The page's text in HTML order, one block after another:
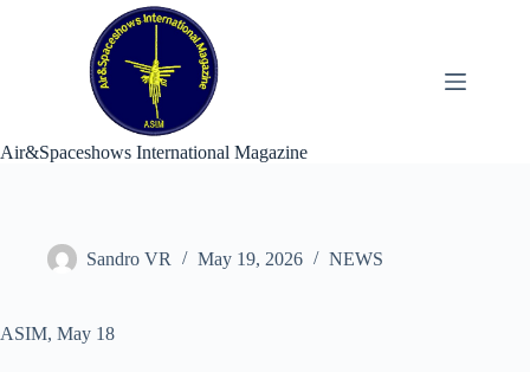
Air&Spaceshows International Magazine
Sandro VR May 19, 2026 NEWS
ASIM, May 18